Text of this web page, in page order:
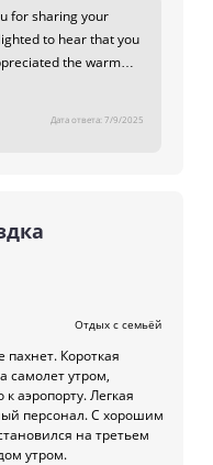
for sharing your
the warm
travel tips and made
at Quest Hotel Kuta.
Дата ответа: 7/9/2025
Отдых с семьёй
пахнет. Короткая
самолет утром,
аэропорту. Легкая
персонал. С хорошим
на третьем
утром.